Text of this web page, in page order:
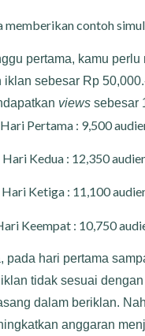
memberikan contoh
pertama, kamu perlu
iklan sebesar Rp
views sebesar
Hari Pertama : 9,500
Hari Kedua : 12,350
Hari Ketiga : 11,100
Keempat : 10,750
pada hari pertama
tidak sesuai dengan
dalam beriklan.
anggaran